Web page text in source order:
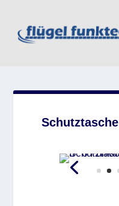
Schutztasche